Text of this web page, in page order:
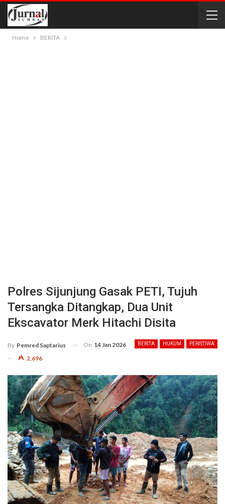
Home BERITA
Polres Sijunjung Gasak PETI, Tujuh
Tersangka Ditangkap, Dua Unit
Ekscavator Merk Hitachi Disita
BERITA HUKUM PERISTIWA
By Pemred Saptarius On 14 Jan 2026
2,696